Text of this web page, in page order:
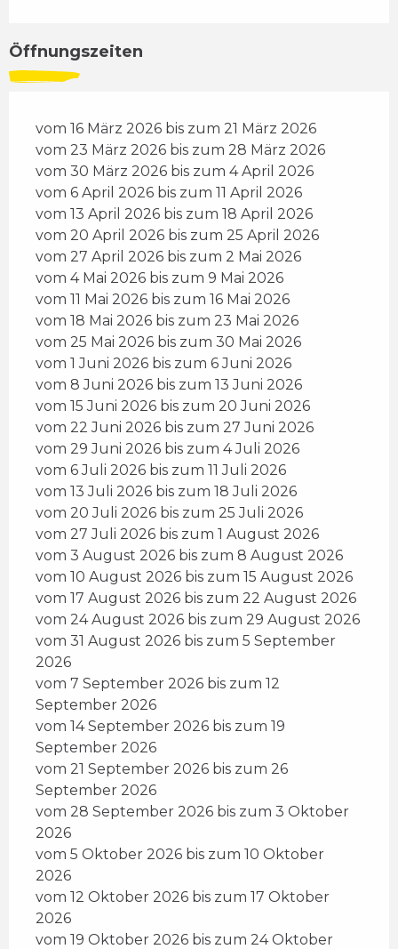
Öffnungszeiten
vom 16 März 2026 bis zum 21 März 2026
vom 23 März 2026 bis zum 28 März 2026
vom 30 März 2026 bis zum 4 April 2026
vom 6 April 2026 bis zum 11 April 2026
vom 13 April 2026 bis zum 18 April 2026
vom 20 April 2026 bis zum 25 April 2026
vom 27 April 2026 bis zum 2 Mai 2026
vom 4 Mai 2026 bis zum 9 Mai 2026
vom 11 Mai 2026 bis zum 16 Mai 2026
vom 18 Mai 2026 bis zum 23 Mai 2026
vom 25 Mai 2026 bis zum 30 Mai 2026
vom 1 Juni 2026 bis zum 6 Juni 2026
vom 8 Juni 2026 bis zum 13 Juni 2026
vom 15 Juni 2026 bis zum 20 Juni 2026
vom 22 Juni 2026 bis zum 27 Juni 2026
vom 29 Juni 2026 bis zum 4 Juli 2026
vom 6 Juli 2026 bis zum 11 Juli 2026
vom 13 Juli 2026 bis zum 18 Juli 2026
vom 20 Juli 2026 bis zum 25 Juli 2026
vom 27 Juli 2026 bis zum 1 August 2026
vom 3 August 2026 bis zum 8 August 2026
vom 10 August 2026 bis zum 15 August 2026
vom 17 August 2026 bis zum 22 August 2026
vom 24 August 2026 bis zum 29 August 2026
vom 31 August 2026 bis zum 5 September
2026
vom 7 September 2026 bis zum 12
September 2026
vom 14 September 2026 bis zum 19
September 2026
vom 21 September 2026 bis zum 26
September 2026
vom 28 September 2026 bis zum 3 Oktober
2026
vom 5 Oktober 2026 bis zum 10 Oktober
2026
vom 12 Oktober 2026 bis zum 17 Oktober
2026
vom 19 Oktober 2026 bis zum 24 Oktober